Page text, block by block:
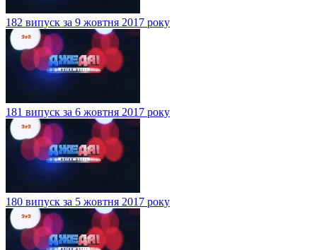
182 випуск за 9 жовтня 2017 року
181 випуск за 6 жовтня 2017 року
180 випуск за 5 жовтня 2017 року